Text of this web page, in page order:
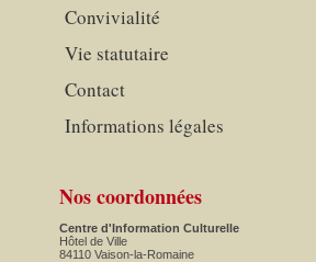
Convivialité
Vie statutaire
Contact
Informations légales
Nos coordonnées
Centre d'Information Culturelle
Hôtel de Ville
84110 Vaison-la-Romaine